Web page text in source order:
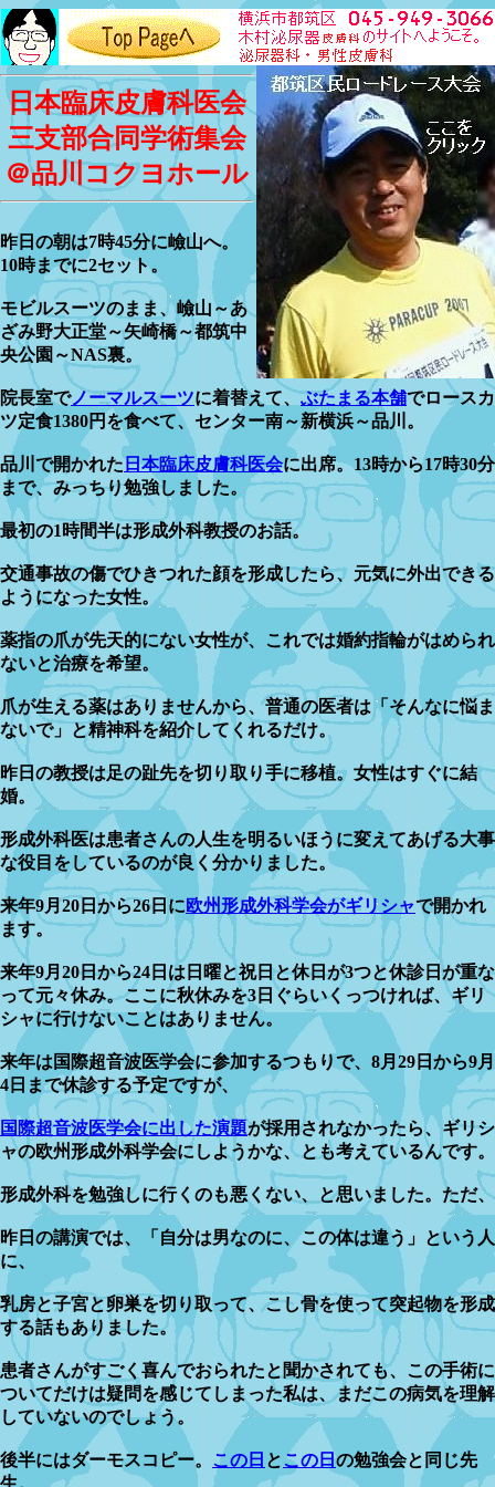
日本臨床皮膚科医会
三支部合同学術集会
＠品川コクヨホール
昨日の朝は7時45分に嶮山へ。
10時までに2セット。
モビルスーツのまま、嶮山～あ
ざみ野大正堂～矢崎橋～都筑中
央公園～NAS裏。
院長室でノーマルスーツに着替えて、ぶたまる本舗でロースカ
ツ定食1380円を食べて、センター南～新横浜～品川。
品川で開かれた日本臨床皮膚科医会に出席。13時から17時30分
まで、みっちり勉強しました。
最初の1時間半は形成外科教授のお話。
交通事故の傷でひきつれた顔を形成したら、元気に外出できる
ようになった女性。
薬指の爪が先天的にない女性が、これでは婚約指輪がはめられ
ないと治療を希望。
爪が生える薬はありませんから、普通の医者は「そんなに悩ま
ないで」と精神科を紹介してくれるだけ。
昨日の教授は足の趾先を切り取り手に移植。女性はすぐに結
婚。
形成外科医は患者さんの人生を明るいほうに変えてあげる大事
な役目をしているのが良く分かりました。
来年9月20日から26日に欧州形成外科学会がギリシャで開かれ
ます。
来年9月20日から24日は日曜と祝日と休日が3つと休診日が重な
って元々休み。ここに秋休みを3日ぐらいくっつければ、ギリ
シャに行けないことはありません。
来年は国際超音波医学会に参加するつもりで、8月29日から9月
4日まで休診する予定ですが、
国際超音波医学会に出した演題が採用されなかったら、ギリシ
ャの欧州形成外科学会にしようかな、とも考えているんです。
形成外科を勉強しに行くのも悪くない、と思いました。ただ、
昨日の講演では、「自分は男なのに、この体は違う」という人
に、
乳房と子宮と卵巣を切り取って、こし骨を使って突起物を形成
する話もありました。
患者さんがすごく喜んでおられたと聞かされても、この手術に
ついてだけは疑問を感じてしまった私は、まだこの病気を理解
していないのでしょう。
後半にはダーモスコピー。 この日 と この日の勉強会と同じ先
生。